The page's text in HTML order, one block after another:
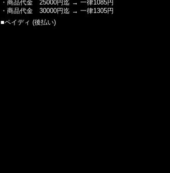
・商品代金 25000円迄 → 一律1085円
・商品代金 30000円迄 → 一律1305円
■ペイディ (後払い)